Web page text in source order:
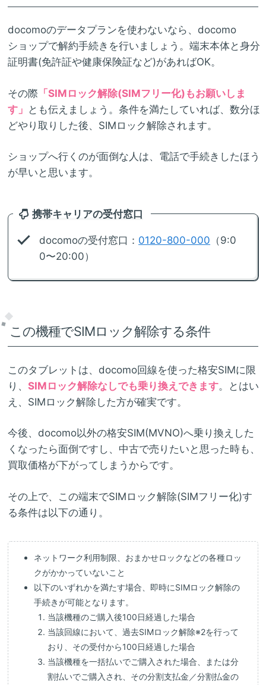
docomoのデータプランを使わないなら、docomo
ショップで解約手続きを行いましょう。端末本体と身分
証明書(免許証や健康保険証など)があればOK。
その際 「SIMロック解除(SIMフリー化)もお願いしま
す」 とも伝えましょう。条件を満たしていれば、数分ほ
どやり取りした後、SIMロック解除されます。
ショップへ行くのが面倒な人は、電話で手続きしたほう
が早いと思います。
携帯キャリアの受付窓口
docomoの受付窓口： 0120-800-000 （9:0
0〜20:00）
この機種でSIMロック解除する条件
このタブレットは、docomo回線を使った格安SIMに限
り、 SIMロック解除なしでも乗り換えできます。とはい
え、SIMロック解除した方が確実です。
今後、docomo以外の格安SIM(MVNO)へ乗り換えした
くなったら面倒ですし、中古で売りたいと思った時も、
買取価格が下がってしまうからです。
その上で、この端末でSIMロック解除(SIMフリー化)す
る条件は以下の通り。
ネットワーク利用制限、おまかせロックなどの各種ロッ
クがかかっていないこと
以下のいずれかを満たす場合、即時にSIMロック解除の
手続きが可能となります。
当該機種のご購入後100日経過した場合
当該回線において、過去SIMロック解除※2を行って
おり、その受付から100日経過した場合
当該機種を一括払いでご購入された場合、または分
割払いでご購入され、その分割支払金／分割払金の